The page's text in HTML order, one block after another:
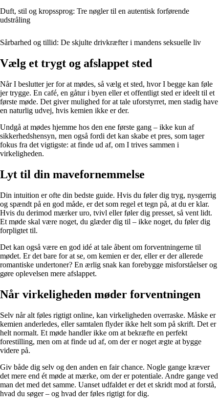
Duft, stil og kropssprog: Tre nøgler til en autentisk forførende
udstråling
Sårbarhed og tillid: De skjulte drivkræfter i mandens seksuelle liv
Vælg et trygt og afslappet sted
Når I beslutter jer for at mødes, så vælg et sted, hvor I begge kan føle
jer trygge. En café, en gåtur i byen eller et offentligt sted er ideelt til et
første møde. Det giver mulighed for at tale uforstyrret, men stadig have
en naturlig udvej, hvis kemien ikke er der.
Undgå at mødes hjemme hos den ene første gang – ikke kun af
sikkerhedshensyn, men også fordi det kan skabe et pres, som tager
fokus fra det vigtigste: at finde ud af, om I trives sammen i
virkeligheden.
Lyt til din mavefornemmelse
Din intuition er ofte din bedste guide. Hvis du føler dig tryg, nysgerrig
og spændt på en god måde, er det som regel et tegn på, at du er klar.
Hvis du derimod mærker uro, tvivl eller føler dig presset, så vent lidt.
Et møde skal være noget, du glæder dig til – ikke noget, du føler dig
forpligtet til.
Det kan også være en god idé at tale åbent om forventningerne til
mødet. Er det bare for at se, om kemien er der, eller er der allerede
romantiske undertoner? En ærlig snak kan forebygge misforståelser og
gøre oplevelsen mere afslappet.
Når virkeligheden møder forventningen
Selv når alt føles rigtigt online, kan virkeligheden overraske. Måske er
kemien anderledes, eller samtalen flyder ikke helt som på skrift. Det er
helt normalt. Et møde handler ikke om at bekræfte en perfekt
forestilling, men om at finde ud af, om der er noget ægte at bygge
videre på.
Giv både dig selv og den anden en fair chance. Nogle gange kræver
det mere end ét møde at mærke, om der er potentiale. Andre gange ved
man det med det samme. Uanset udfaldet er det et skridt mod at forstå,
hvad du søger – og hvad der føles rigtigt for dig.